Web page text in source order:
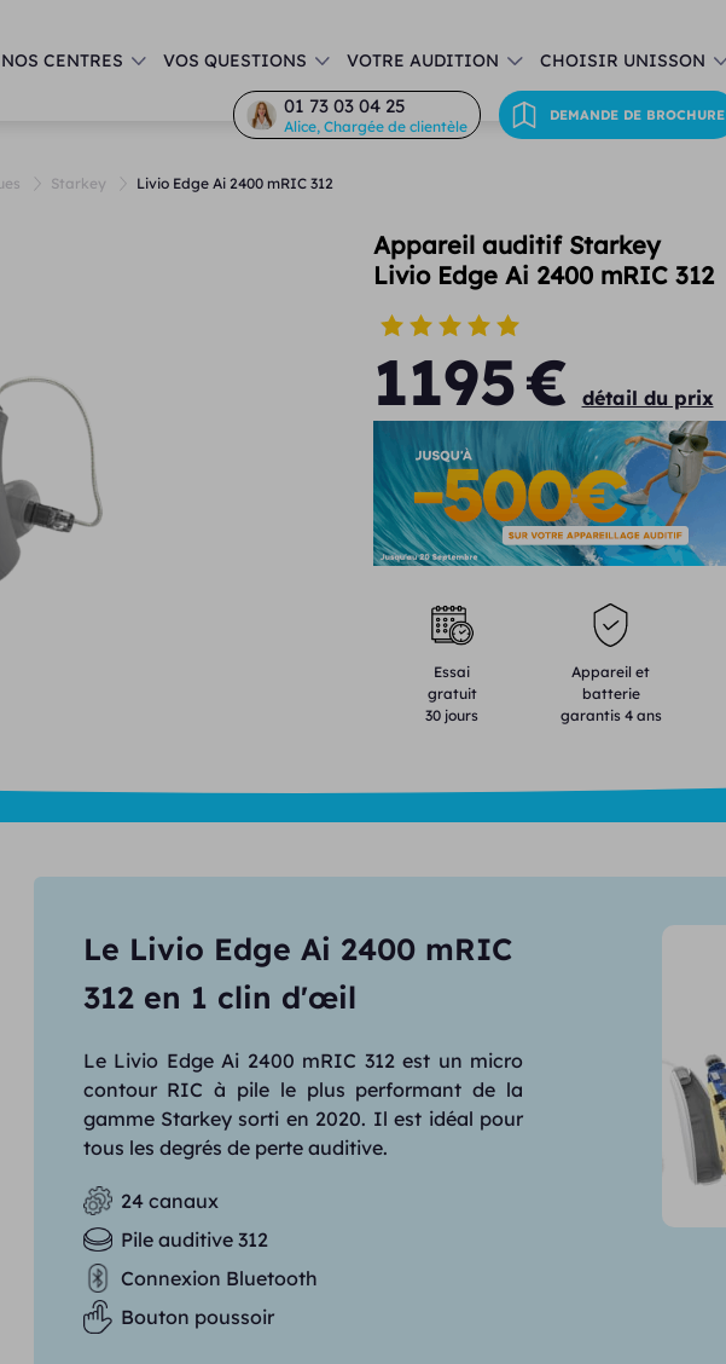
NOS CENTRES VOS QUESTIONS VOTRE AUDITION CHOISIR UNISSON
01 73 03 04 25
Alice, Chargée de clientèle
DEMANDE DE BROCHURE
Starkey Livio Edge Ai 2400 mRIC 312
Appareil auditif Starkey
Livio Edge Ai 2400 mRIC 312
1195€ détail du prix
Essai
gratuit
30 jours
Appareil et
batterie
garantis 4 ans
Le Livio Edge Ai 2400 mRIC
312 en 1 clin d'œil
Le Livio Edge Ai 2400 mRIC 312 est un micro
contour RIC à pile le plus performant de la
gamme Starkey sorti en 2020. Il est idéal pour
tous les degrés de perte auditive.
24 canaux
Pile auditive 312
Connexion Bluetooth
Bouton poussoir